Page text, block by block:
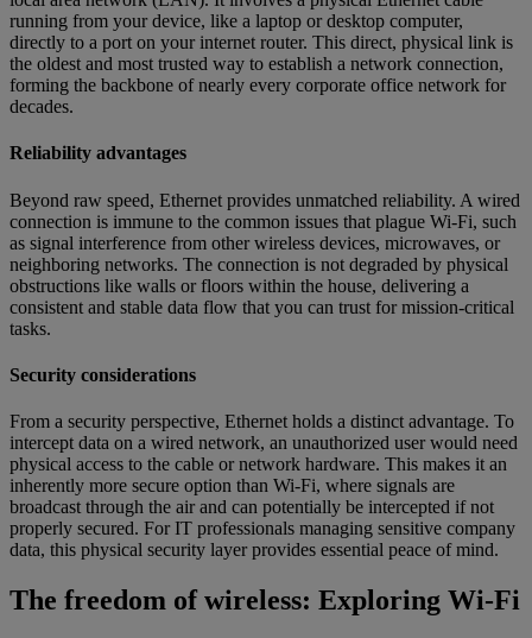
running from your device, like a laptop or desktop computer,
directly to a port on your internet router. This direct, physical link is
the oldest and most trusted way to establish a network connection,
forming the backbone of nearly every corporate office network for
decades.
Reliability advantages
Beyond raw speed, Ethernet provides unmatched reliability. A wired
connection is immune to the common issues that plague Wi-Fi, such
as signal interference from other wireless devices, microwaves, or
neighboring networks. The connection is not degraded by physical
obstructions like walls or floors within the house, delivering a
consistent and stable data flow that you can trust for mission-critical
tasks.
Security considerations
From a security perspective, Ethernet holds a distinct advantage. To
intercept data on a wired network, an unauthorized user would need
physical access to the cable or network hardware. This makes it an
inherently more secure option than Wi-Fi, where signals are
broadcast through the air and can potentially be intercepted if not
properly secured. For IT professionals managing sensitive company
data, this physical security layer provides essential peace of mind.
The freedom of wireless: Exploring Wi-Fi